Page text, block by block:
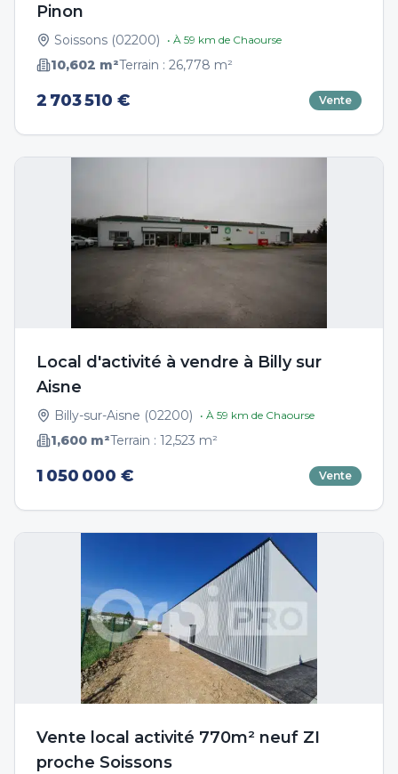
Pinon
Soissons (02200) • À 59 km de Chaourse
10,602 m²Terrain : 26,778 m²
2 703 510 € Vente
Local d'activité à vendre à Billy sur
Aisne
Billy-sur-Aisne (02200) • À 59 km de Chaourse
1,600 m²Terrain : 12,523 m²
1 050 000 € Vente
Vente local activité 770m² neuf ZI
proche Soissons